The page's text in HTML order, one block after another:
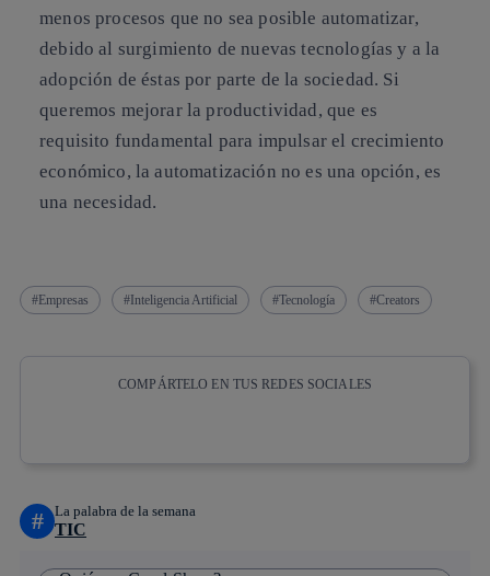
menos procesos que no sea posible automatizar,
debido al surgimiento de nuevas tecnologías y a la
adopción de éstas por parte de la sociedad. Si
queremos mejorar la productividad, que es
requisito fundamental para impulsar el crecimiento
económico, la automatización no es una opción, es
una necesidad.
Empresas Inteligencia Artificial Tecnología Creators
COMPÁRTELO EN TUS REDES SOCIALES
# La palabra de la semana
TIC